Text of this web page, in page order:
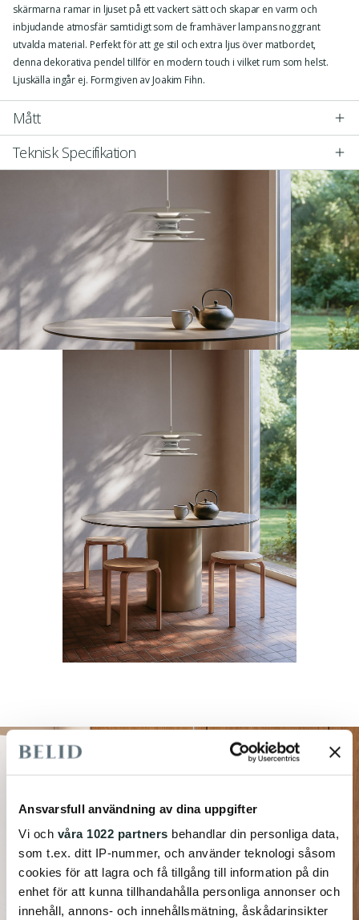
Ansvarsfull användning av dina uppgifter
Vi och våra 1022 partners behandlar din personliga data,
som t.ex. ditt IP-nummer, och använder teknologi såsom
cookies för att lagra och få tillgång till information på din
enhet för att kunna tillhandahålla personliga annonser och
innehåll, annons- och innehållsmätning, åskådarinsikter
skärmarna ramar in ljuset på ett vackert sätt och skapar en varm och
inbjudande atmosfär samtidigt som de framhäver lampans noggrant
utvalda material. Perfekt för att ge stil och extra ljus över matbordet,
denna dekorativa pendel tillför en modern touch i vilket rum som helst.
Ljuskälla ingår ej. Formgiven av Joakim Fihn.
Mått
Teknisk Specifikation